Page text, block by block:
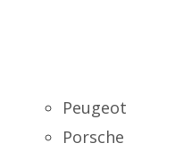
Peugeot
Porsche